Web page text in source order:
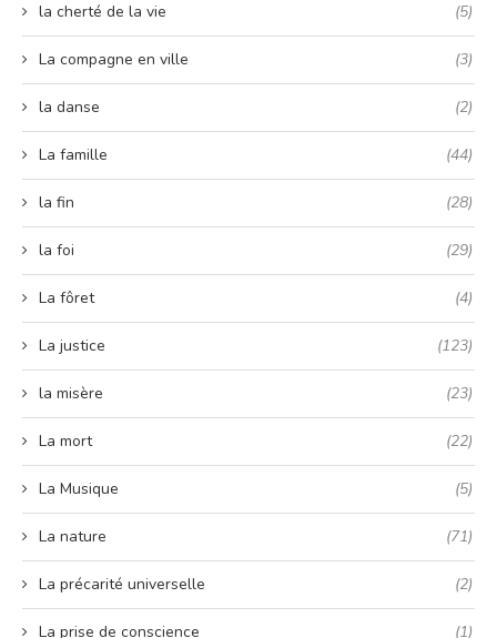
la cherté de la vie (5)
La compagne en ville (3)
la danse (2)
La famille (44)
la fin (28)
la foi (29)
La fôret (4)
La justice (123)
la misère (23)
La mort (22)
La Musique (5)
La nature (71)
La précarité universelle (2)
La prise de conscience (1)